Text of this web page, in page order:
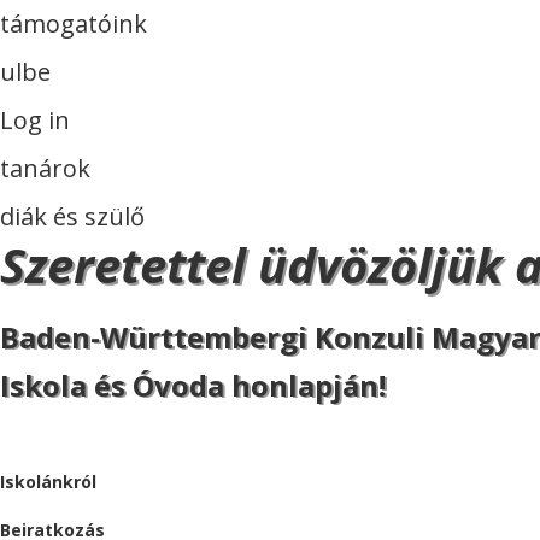
támogatóink
ulbe
Log in
tanárok
diák és szülő
Szeretettel üdvözöljük
Baden-Württembergi Konzuli Magyar
Iskola és Óvoda honlapján!
Iskolánkról
Beiratkozás